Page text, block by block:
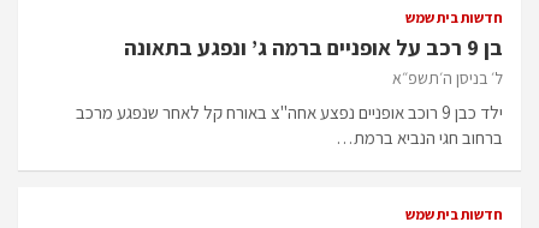
חדשות בית שמש
בן 9 רכב על אופניים ברמה ג’ ונפגע בתאונה
ל׳ בניסן ה׳תשפ״א
ילד כבן 9 רוכב אופניים נפצע אחה"צ באורח קל לאחר שנפגע מרכב
ברחוב חגי הנביא ברמת…
חדשות בית שמש